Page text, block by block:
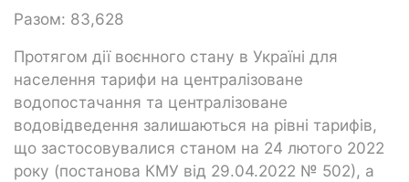
Разом: 83,628
Протягом дії воєнного стану в Україні для
населення тарифи на централізоване
водопостачання та централізоване
водовідведення залишаються на рівні тарифів,
що застосовувалися станом на 24 лютого 2022
року (постанова КМУ від 29.04.2022 № 502), а